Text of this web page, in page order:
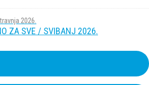
2026.
ZA SVE / SVIBANJ 2026.